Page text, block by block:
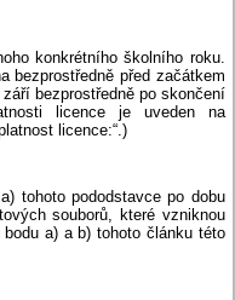
konkrétního školního roku.
bezprostředně před začátkem
bezprostředně po skončení
licence je uveden na
licence:“.)
tohoto pododstavce po dobu
souborů, které vzniknou
a) a b) tohoto článku této